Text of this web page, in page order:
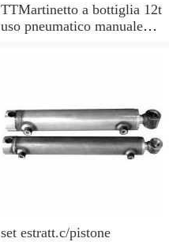
TTMartinetto a bottiglia 12t
uso pneumatico manuale
set estratt.c/pistone